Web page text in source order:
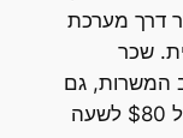
דרך מערכת
שכר
רוב המשרות, גם
הזמניות, משלמות יותר מזה. שכר של $80 לשעה